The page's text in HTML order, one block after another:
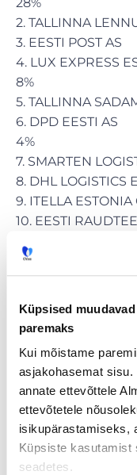
Küpsised
paremaks
Kui mõistame
asjakohasemat sisu.
annate ettevõttele
ettevõtetele
isikupärastamiseks,
Küpsiste kasutamist
seadetes.
28%
2. TALLINNA
3. EESTI
4. LUX
8%
5.
6. DPD
4%
7.
8. DHL
9. ITELLA
10. EESTI
C
Опрос был
долгосрочным
спектр услуг и
работодателей и
Tööpakkumised